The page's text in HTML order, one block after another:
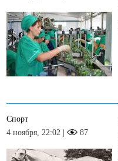
Спорт
4 ноября, 22:02 |
87